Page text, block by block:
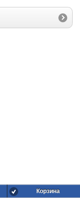
Корзина